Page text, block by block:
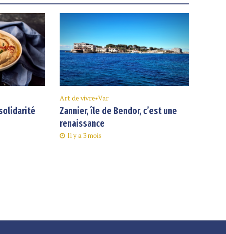
Art de vivre•Var
Zannier, île de Bendor, c’est une
renaissance
Il y a 3 mois